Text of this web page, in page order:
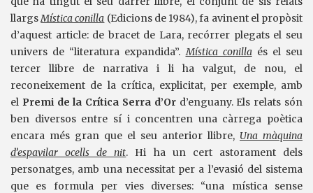
llargsMística conilla (Edicions de 1984), fa avinent el propòsit
d’aquest article: de bracet de Lara, recórrer plegats el seu
univers de “literatura expandida”.Mística conillaés el seu
tercer llibre de narrativa i li ha valgut, de nou, el
reconeixement de la crítica, explicitat, per exemple, amb
el Premi de la Crítica Serra d’Ord’enguany. Els relats són
ben diversos entre sí i concentren una càrrega poètica
encara més gran que el seu anterior llibre, Una màquina
d’espavilar ocells de nit. Hi ha un cert astorament dels
personatges, amb una necessitat per a l’evasió del sistema
que es formula per vies diverses: “una mística sense